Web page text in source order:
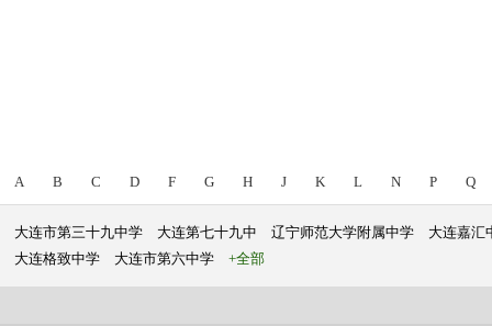
A B C D F G H J K L N P Q
大连市第三十九中学 大连第七十九中 辽宁师范大学附属中学
大连嘉汇
大连格致中学
大连市第六中学 +全部